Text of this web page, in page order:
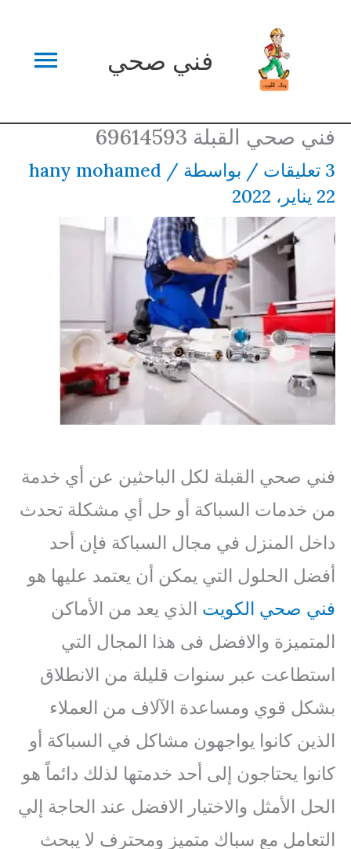
فني صحي
فني صحي القبلة 69614593
3 تعليقات / بواسطة hany mohamed /
22 يناير، 2022
فني صحي القبلة لكل الباحثين عن أي خدمة
من خدمات السباكة أو حل أي مشكلة تحدث
داخل المنزل في مجال السباكة فإن أحد
أفضل الحلول التي يمكن أن يعتمد عليها هو
فني صحي الكويت الذي يعد من الأماكن
المتميزة والافضل فى هذا المجال التي
استطاعت عبر سنوات قليلة من الانطلاق
بشكل قوي ومساعدة الآلاف من العملاء
الذين كانوا يواجهون مشاكل في السباكة أو
كانوا يحتاجون إلى أحد خدمتها لذلك دائماً هو
الحل الأمثل والاختيار الافضل عند الحاجة إلي
التعامل مع سباك متميز ومحترف لا يبحث